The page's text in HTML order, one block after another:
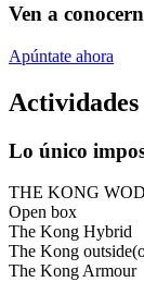
Ven a
Apúntate ahora
Actividades
Lo único
THE KONG WOD
Open box
The Kong Hybrid
The Kong
The Kong Armour